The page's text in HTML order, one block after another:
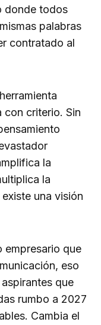
donde todos
palabras
contratado al
con criterio. Sin
la
la
una visión
empresario que
eso
que
rumbo a 2027
Cambia el